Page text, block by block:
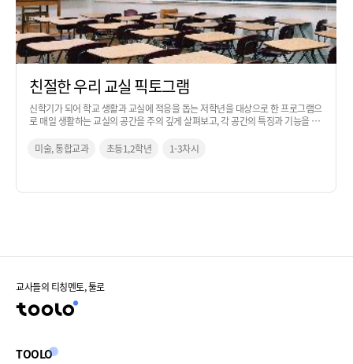
친절한 우리 교실 픽토그램
신학기가 되어 학교 생활과 교실에 적응을 돕는 저학년을 대상으로 한 프로그램으
로 매일 생활하는 교실의 공간을 주의 깊게 살펴보고, 각 공간의 특징과 기능을 잘
미술, 통합교과
초등1,2학년 1-3차시
교사들의 티칭멘토, 툴로
TOOLO